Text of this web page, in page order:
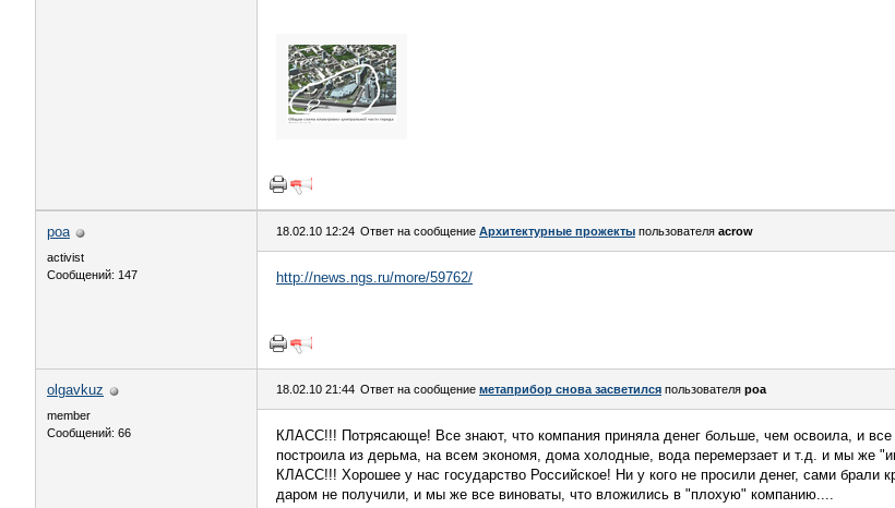
роа
activist
Сообщений: 147
18.02.10 12:24 Ответ на сообщение Архитектурные прожекты пользователя acrow
http://news.ngs.ru/more/59762/
olgavkuz
member
Сообщений: 66
18.02.10 21:44 Ответ на сообщение метаприбор снова засветился пользователя роа
КЛАСС!!! Потрясающе! Все знают, что компания приняла денег больше, чем освоила, и
построила из дерьма, на всем экономя, дома холодные, вода перемерзает и т.д. и мы же
КЛАСС!!! Хорошее у нас государство Российское! Ни у кого не просили денег, сами брали
даром не получили, и мы же все виноваты, что вложились в "плохую" компанию....